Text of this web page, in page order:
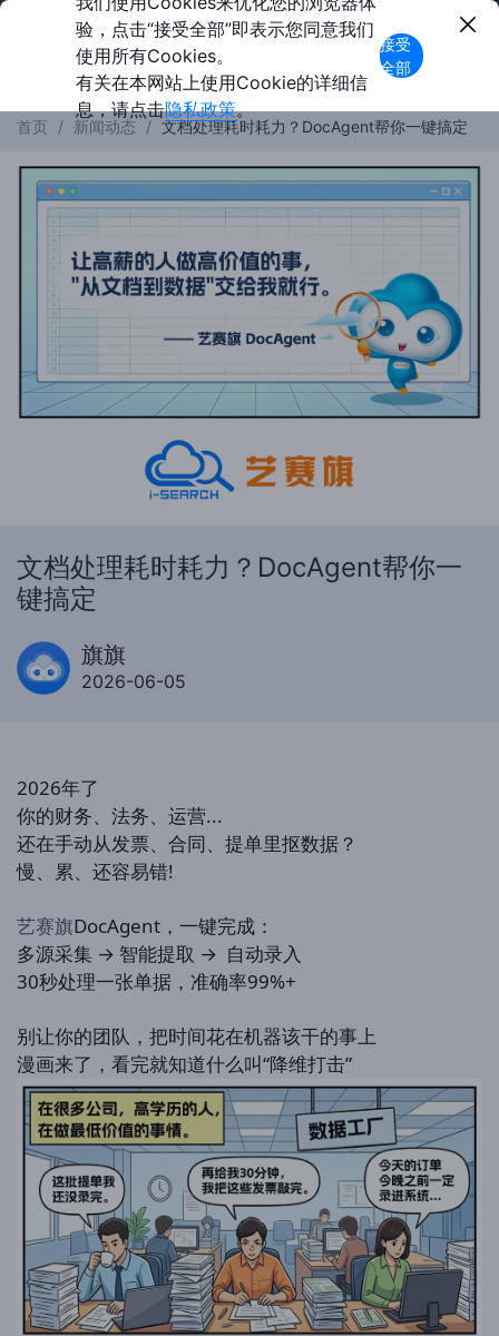
首页 / 新闻动态 / 文档处理耗时耗力？DocAgent帮你一键搞定
文档处理耗时耗力？DocAgent帮你一
键搞定
旗旗
2026-06-05
2026年了
你的财务、法务、运营...
还在手动从发票、合同、提单里抠数据？
慢、累、还容易错!
艺赛旗DocAgent，一键完成：
多源采集 → 智能提取 → 自动录入
30秒处理一张单据，准确率99%+
别让你的团队，把时间花在机器该干的事上
漫画来了，看完就知道什么叫“降维打击”
验，点击“接受全部”即表示您同意我们
使用所有Cookies。
有关在本网站上使用Cookie的详细信
息，请点击隐私政策。
接受
全部